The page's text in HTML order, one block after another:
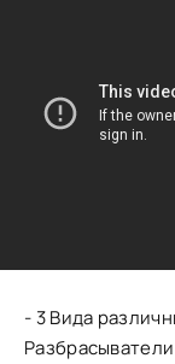
- 3 Вида